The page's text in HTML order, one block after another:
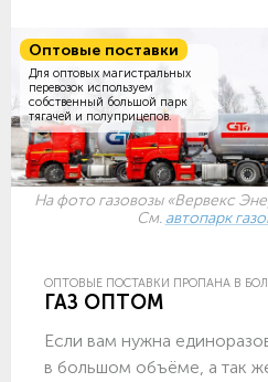
Оптовые поставки
Для оптовых магистральных
перевозок используем
собственный большой парк
тягачей и полуприцепов.
На фото газовозы «Вервекс
См. автопарк
ОПТОВЫЕ ПОСТАВКИ ПРОПАНА В
ГАЗ ОПТОМ
Если вам нужна
в большом объёме, а так